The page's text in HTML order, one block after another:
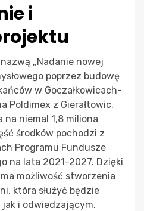
i
„Nadanie nowej
poprzez budowę
w Goczałkowicach-
Poldimex z Gierałtowic.
niemal 1,8 miliona
środków pochodzi z
Programu Fundusze
na lata 2021-2027. Dzięki
możliwość stworzenia
która służyć będzie
i odwiedzającym.